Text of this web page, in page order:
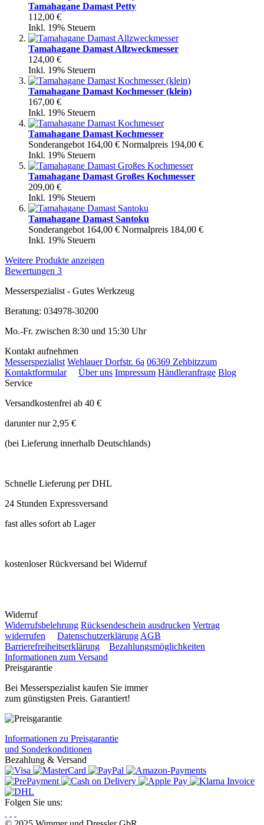
Tamahagane Damast Petty
112,00 €
Inkl. 19% Steuern
Tamahagane Damast Allzweckmesser
124,00 €
Inkl. 19% Steuern
Tamahagane Damast Kochmesser (klein)
167,00 €
Inkl. 19% Steuern
Tamahagane Damast Kochmesser
Sonderangebot 164,00 € Normalpreis 194,00 €
Inkl. 19% Steuern
Tamahagane Damast Großes Kochmesser
209,00 €
Inkl. 19% Steuern
Tamahagane Damast Santoku
Sonderangebot 164,00 € Normalpreis 184,00 €
Inkl. 19% Steuern
Weitere Produkte anzeigen
Bewertungen 3
Messerspezialist - Gutes Werkzeug
Beratung: 034978-30200
Mo.-Fr. zwischen 8:30 und 15:30 Uhr
Kontakt aufnehmen
Messerspezialist Wehlauer Dorfstr. 6a 06369 Zehbitzzum
Kontaktformular
Über uns Impressum Händleranfrage Blog
Service
Versandkostenfrei ab 40 €
darunter nur 2,95 €
(bei Lieferung innerhalb Deutschlands)
Schnelle Lieferung per DHL
24 Stunden Expressversand
fast alles sofort ab Lager
kostenloser Rückversand bei Widerruf
Widerruf
Widerrufsbelehrung Rücksendeschein ausdrucken Vertrag
widerrufen
Datenschutzerklärung AGB
Barrierefreiheitserklärung
Bezahlungsmöglichkeiten
Informationen zum Versand
Preisgarantie
Bei Messerspezialist kaufen Sie immer
zum günstigsten Preis. Garantiert!
Informationen zu Preisgarantie
und Sonderkonditionen
Bezahlung & Versand
Folgen Sie uns: